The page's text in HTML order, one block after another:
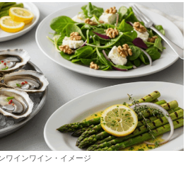
ワインワイン・イメージ